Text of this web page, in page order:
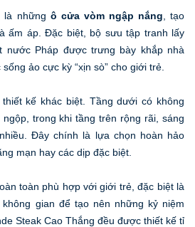
là những ô cửa vòm ngập nắng , tạo
ấm áp. Đặc biệt, bộ sưu tập tranh lấy
nước Pháp được trưng bày khắp nhà
ảo cực kỳ “xịn sò” cho giới trẻ.
kế khác biệt. Tầng dưới có không
trong khi tầng trên rộng rãi, sáng
Đây chính là lựa chọn hoàn hảo
mạn hay các dịp đặc biệt.
toàn phù hợp với giới trẻ, đặc biệt là
gian để tạo nên những kỷ niệm
Steak Cao Thắng đều được thiết kế tỉ